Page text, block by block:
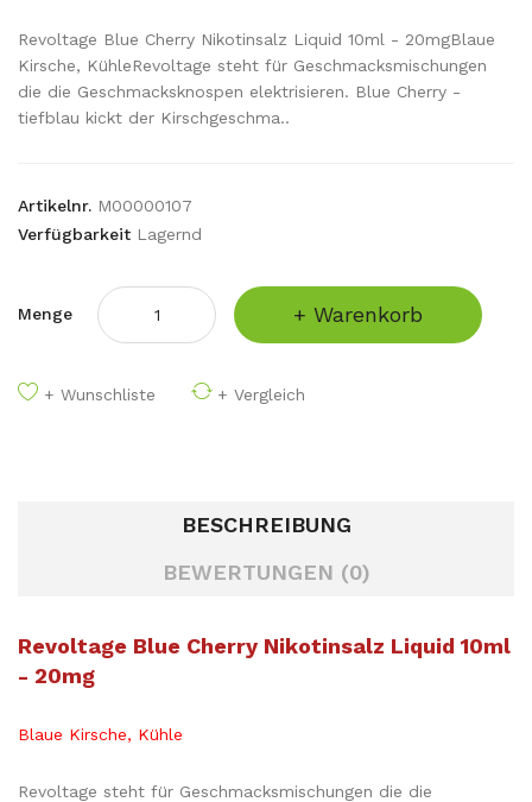
Revoltage Blue Cherry Nikotinsalz Liquid 10ml - 20mgBlaue
Kirsche, KühleRevoltage steht für Geschmacksmischungen
die die Geschmacksknospen elektrisieren. Blue Cherry -
tiefblau kickt der Kirschgeschma..
Artikelnr. M00000107
Verfügbarkeit Lagernd
Menge + Warenkorb
+ Wunschliste + Vergleich
BESCHREIBUNG
BEWERTUNGEN (0)
Revoltage Blue Cherry Nikotinsalz Liquid 10ml
- 20mg
Blaue Kirsche, Kühle
Revoltage steht für Geschmacksmischungen die die